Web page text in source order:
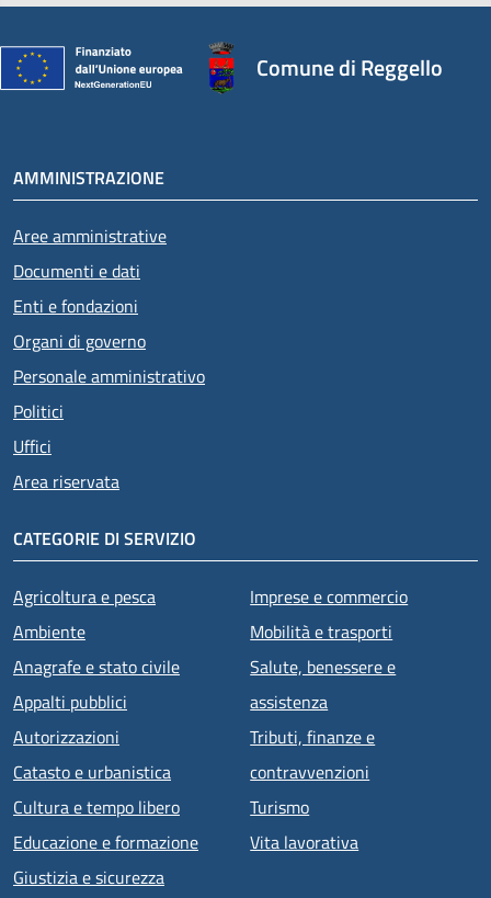
Comune di Reggello
AMMINISTRAZIONE
Aree amministrative
Documenti e dati
Enti e fondazioni
Organi di governo
Personale amministrativo
Politici
Uffici
Area riservata
CATEGORIE DI SERVIZIO
Agricoltura e pesca
Ambiente
Anagrafe e stato civile
Appalti pubblici
Autorizzazioni
Catasto e urbanistica
Cultura e tempo libero
Educazione e formazione
Giustizia e sicurezza
Imprese e commercio
Mobilità e trasporti
Salute, benessere e
assistenza
Tributi, finanze e
contravvenzioni
Turismo
Vita lavorativa